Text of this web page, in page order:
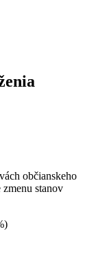
občianskeho
stanov